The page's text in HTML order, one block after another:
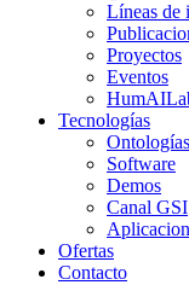
Líneas de
Proyectos
Eventos
Tecnologías
Ontologías
Software
Demos
Canal GSI
Ofertas
Contacto